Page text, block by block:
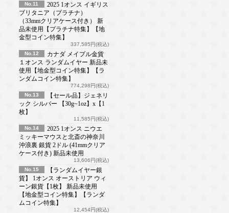
No.11
2025 1オンス イギリス
ブリタニア（プラチナ）
（33mmクリアケース付き） 新
品未使用【プラチナ特集】【地
金型コイン特集】
337,585円(税込)
No.12
カナダ メイプル金貨
１オンス ランダムイヤー 新品未
使用【地金型コイン特集】【ラ
ンダムコイン特集】
774,298円(税込)
No.13
【セール品】ジェネリ
ック シルバー 【30g~1oz】x【1
枚】
11,585円(税込)
No.14
2025 1オンス ニウエ
ミッキーマウスと北斎の神奈川
沖浪裏 銀貨 2ドル (41mmクリア
ケース付き) 新品未使用
13,606円(税込)
No.15
【ランダムイヤー銀
貨】 1オンス オーストリア ウィ
ーン銀貨【1枚】 新品未使用
【地金型コイン特集】【ランダ
ムコイン特集】
12,454円(税込)